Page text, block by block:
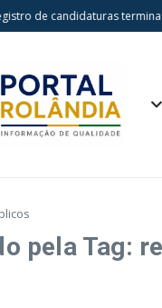
de candidaturas
pela Tag: